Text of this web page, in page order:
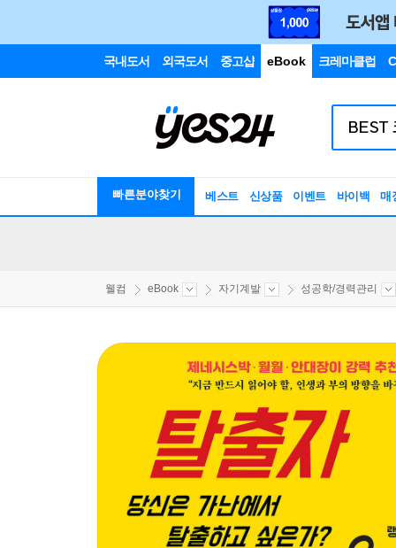
국내도서 외국도서 중고샵 eBook 크레마클럽
빠른분야찾기 베스트 신상품 이벤트 바이백 매
웰컴 eBook 자기계발 성공학/경력관리